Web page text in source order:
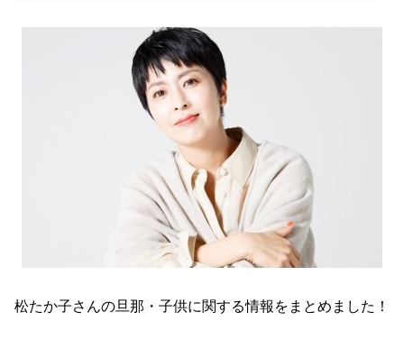
松たか子さんの旦那・子供に関する情報をまとめました！